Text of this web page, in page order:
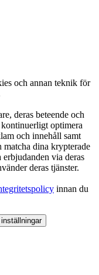
och annan teknik för
deras beteende och
optimera
och innehåll samt
matcha dina krypterade
via deras
deras tjänster.
innan du